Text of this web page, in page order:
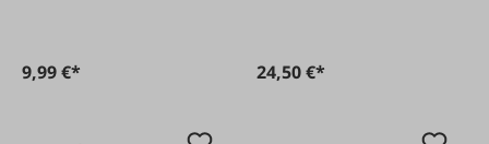
9,99 €* 24,50 €*